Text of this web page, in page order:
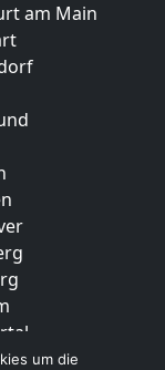
am Main
um die